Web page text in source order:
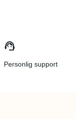
support_agent
Personlig support